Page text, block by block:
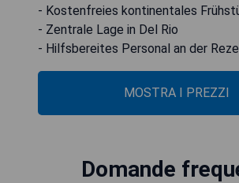
- Kostenfreies kontinentales
- Zentrale Lage in Del Rio
- Hilfsbereites Personal an der
MOSTRA I PREZZI
Domande